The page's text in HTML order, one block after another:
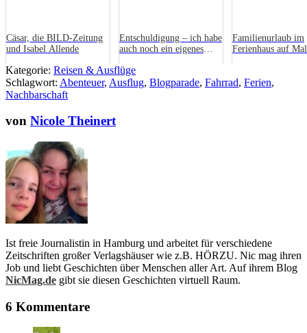
Cäsar, die BILD-Zeitung
und Isabel Allende
Entschuldigung – ich habe
auch noch ein eigenes
Familienurlaub im
Ferienhaus auf
Kategorie: Reisen & Ausflüge
Schlagwort: Abenteuer, Ausflug, Blogparade, Fahrrad, Ferien,
Nachbarschaft
von Nicole Theinert
Ist freie Journalistin in Hamburg und arbeitet für verschiedene
Zeitschriften großer Verlagshäuser wie z.B. HÖRZU. Nic mag ihren
Job und liebt Geschichten über Menschen aller Art. Auf ihrem Blog
NicMag.de gibt sie diesen Geschichten virtuell Raum.
6 Kommentare